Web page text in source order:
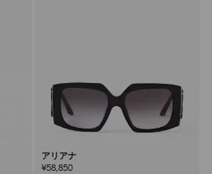
アリアナ
¥58,850